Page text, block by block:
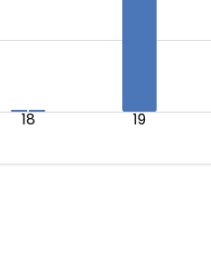
18 19